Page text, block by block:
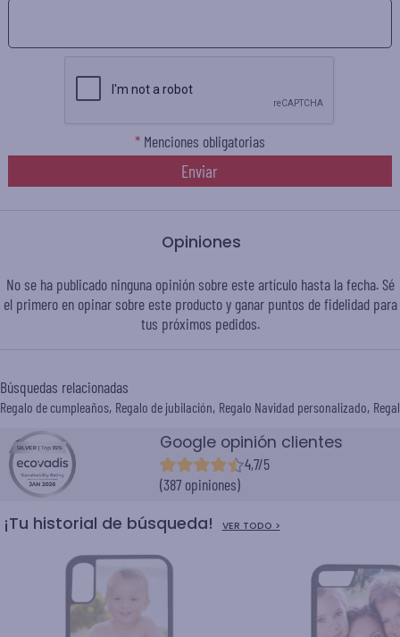
Opiniones
No se ha publicado ninguna opinión sobre este artículo hasta la fecha. Sé
el primero en opinar sobre este producto y ganar puntos defidelidadpara
tus próximos pedidos.
*Menciones obligatorias
Enviar
Búsquedas relacionadas
Regalo de cumpleaños Regalo de jubilación Regalo Navidad personalizado
Google opinión clientes
4,7/5
(387 opiniones)
¡Tu historial de búsqueda! VER TODO >